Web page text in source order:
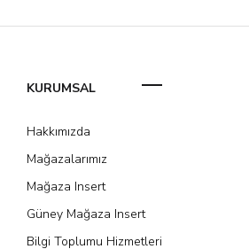
KURUMSAL
Hakkımızda
Mağazalarımız
Mağaza Insert
Güney Mağaza Insert
Bilgi Toplumu Hizmetleri